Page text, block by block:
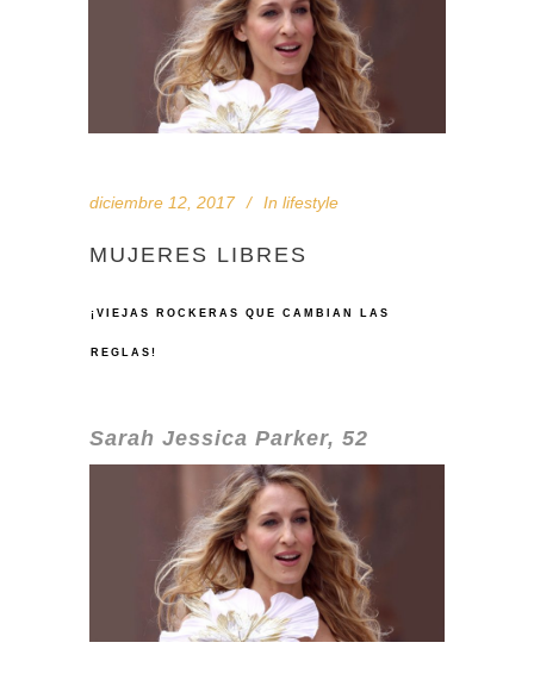
diciembre 12, 2017 In lifestyle
MUJERES LIBRES
¡VIEJAS ROCKERAS QUE CAMBIAN LAS
REGLAS!
Sarah Jessica Parker, 52